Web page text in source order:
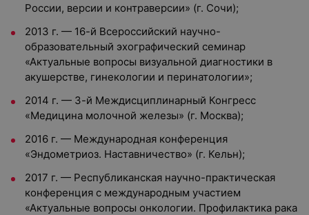
России, версии и контраверсии» (г. Сочи);
2013 г. — 16-й Всероссийский научно-
образовательный эхографический семинар
«Актуальные вопросы визуальной диагностики в
акушерстве, гинекологии и перинатологии»;
2014 г. — 3-й Междисциплинарный Конгресс
«Медицина молочной железы» (г. Москва);
2016 г. — Международная конференция
«Эндометриоз. Наставничество» (г. Кельн);
2017 г. — Республиканская научно-практическая
конференция с международным участием
«Актуальные вопросы онкологии. Профилактика рака